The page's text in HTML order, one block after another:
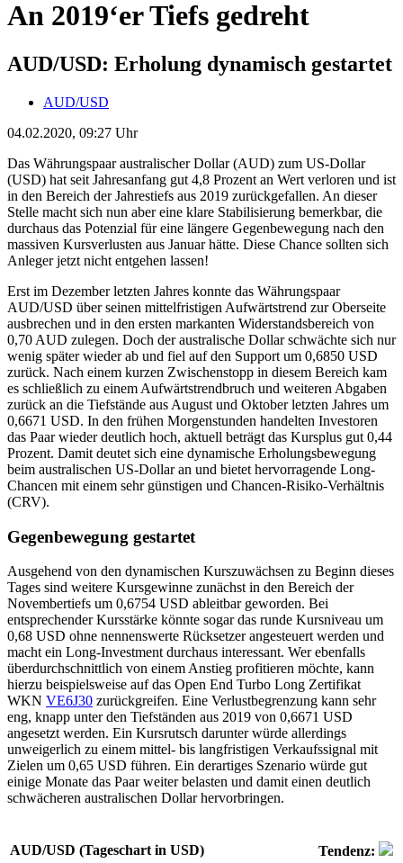
An 2019‘er Tiefs gedreht
AUD/USD: Erholung dynamisch gestartet
AUD/USD
04.02.2020, 09:27 Uhr
Das Währungspaar australischer Dollar (AUD) zum US-Dollar
(USD) hat seit Jahresanfang gut 4,8 Prozent an Wert verloren und ist
in den Bereich der Jahrestiefs aus 2019 zurückgefallen. An dieser
Stelle macht sich nun aber eine klare Stabilisierung bemerkbar, die
durchaus das Potenzial für eine längere Gegenbewegung nach den
massiven Kursverlusten aus Januar hätte. Diese Chance sollten sich
Anleger jetzt nicht entgehen lassen!
Erst im Dezember letzten Jahres konnte das Währungspaar
AUD/USD über seinen mittelfristigen Aufwärtstrend zur Oberseite
ausbrechen und in den ersten markanten Widerstandsbereich von
0,70 AUD zulegen. Doch der australische Dollar schwächte sich nur
wenig später wieder ab und fiel auf den Support um 0,6850 USD
zurück. Nach einem kurzen Zwischenstopp in diesem Bereich kam
es schließlich zu einem Aufwärtstrendbruch und weiteren Abgaben
zurück an die Tiefstände aus August und Oktober letzten Jahres um
0,6671 USD. In den frühen Morgenstunden handelten Investoren
das Paar wieder deutlich hoch, aktuell beträgt das Kursplus gut 0,44
Prozent. Damit deutet sich eine dynamische Erholungsbewegung
beim australischen US-Dollar an und bietet hervorragende Long-
Chancen mit einem sehr günstigen und Chancen-Risiko-Verhältnis
(CRV).
Gegenbewegung gestartet
Ausgehend von den dynamischen Kurszuwächsen zu Beginn dieses
Tages sind weitere Kursgewinne zunächst in den Bereich der
Novembertiefs um 0,6754 USD ableitbar geworden. Bei
entsprechender Kursstärke könnte sogar das runde Kursniveau um
0,68 USD ohne nennenswerte Rücksetzer angesteuert werden und
macht ein Long-Investment durchaus interessant. Wer ebenfalls
überdurchschnittlich von einem Anstieg profitieren möchte, kann
hierzu beispielsweise auf das Open End Turbo Long Zertifikat
WKN VE6J30 zurückgreifen. Eine Verlustbegrenzung kann sehr
eng, knapp unter den Tiefständen aus 2019 von 0,6671 USD
angesetzt werden. Ein Kursrutsch darunter würde allerdings
unweigerlich zu einem mittel- bis langfristigen Verkaufssignal mit
Zielen um 0,65 USD führen. Ein derartiges Szenario würde gut
einige Monate das Paar weiter belasten und damit einen deutlich
schwächeren australischen Dollar hervorbringen.
AUD/USD (Tageschart in USD) Tendenz: